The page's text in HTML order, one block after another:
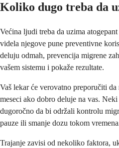
Koliko dugo treba da
Većina ljudi treba da uzima
videla njegove pune preventivne
deluju odmah, prevencija migrene
vašem sistemu i pokaže rezultate.
Vaš lekar će verovatno preporučiti
meseci ako dobro deluje na vas.
dugoročno da bi održali kontrolu
pauze ili smanje dozu tokom
Trajanje zavisi od nekoliko faktora,